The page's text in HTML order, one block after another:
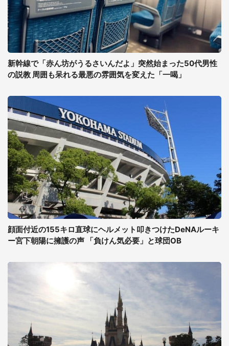
新幹線で「赤ん坊がうるさいんだよ」突然始まった50代男性
の説教 周囲も呆れる最悪の雰囲気を変えた「一喝」
顔面付近の155キロ直球にヘルメット叩きつけたDeNAルーキ
ー宮下朝陽に擁護の声 「負けん気必要」と球団OB